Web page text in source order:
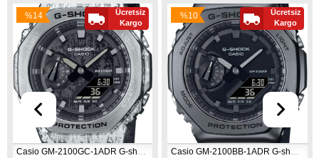
Casio GM-2100GC-1ADR G-shock Erkek Kol Saati
%14
İndirim
Ücretsiz
Kargo
Casio GM-2100BB-1ADR G-shock Erkek Kol Saati
%10
İndirim
Ücretsiz
Kargo